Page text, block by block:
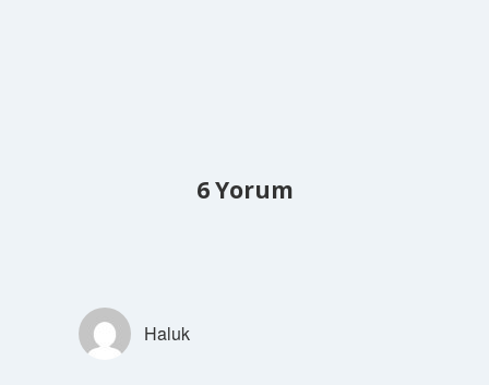
6 Yorum
Haluk